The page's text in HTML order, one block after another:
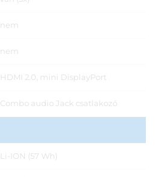
nem
nem
HDMI 2.0, mini DisplayPort
Combo audio Jack csatlakozó
Li-ION (57 Wh)